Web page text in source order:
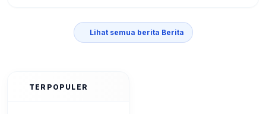
Lihat semua berita Berita
TERPOPULER